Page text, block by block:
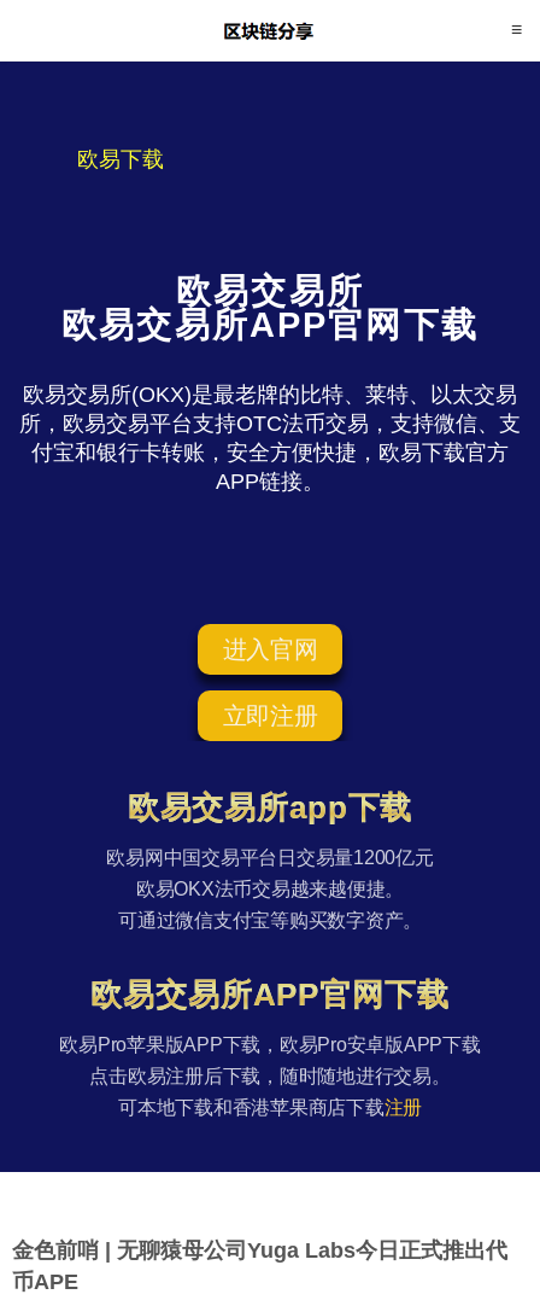
欧易下载
欧易交易所
欧易交易所APP官网下载
欧易交易所(OKX)是最老牌的比特、莱特、以太交易
所，欧易交易平台支持OTC法币交易，支持微信、支
付宝和银行卡转账，安全方便快捷，欧易下载官方
APP链接。
进入官网
立即注册
欧易交易所app下载
欧易网中国交易平台日交易量1200亿元
欧易OKX法币交易越来越便捷。
可通过微信支付宝等购买数字资产。
欧易交易所APP官网下载
欧易Pro苹果版APP下载，欧易Pro安卓版APP下载
点击欧易注册后下载，随时随地进行交易。
可本地下载和香港苹果商店下载注册
金色前哨 | 无聊猿母公司Yuga Labs今日正式推出代
币APE